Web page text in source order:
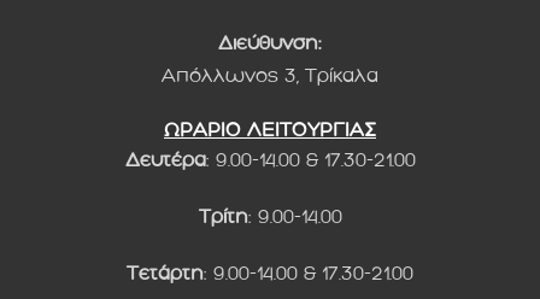
Διεύθυνση:
Απόλλωνος 3, Τρίκαλα
ΩΡΑΡΙΟ ΛΕΙΤΟΥΡΓΙΑΣ
Δευτέρα: 9.00-14.00 & 17.30-21.00
Τρίτη: 9.00-14.00
Τετάρτη: 9.00-14.00 & 17.30-21.00